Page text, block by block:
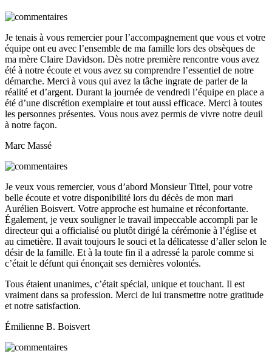
Je tenais à vous remercier pour l’accompagnement que vous et votre
équipe ont eu avec l’ensemble de ma famille lors des obsèques de
ma mère Claire Davidson. Dès notre première rencontre vous avez
été à notre écoute et vous avez su comprendre l’essentiel de notre
démarche. Merci à vous qui avez la tâche ingrate de parler de la
réalité et d’argent. Durant la journée de vendredi l’équipe en place a
été d’une discrétion exemplaire et tout aussi efficace. Merci à toutes
les personnes présentes. Vous nous avez permis de vivre notre deuil
à notre façon.
Marc Massé
Je veux vous remercier, vous d’abord Monsieur Tittel, pour votre
belle écoute et votre disponibilité lors du décès de mon mari
Aurélien Boisvert. Votre approche est humaine et réconfortante.
Également, je veux souligner le travail impeccable accompli par le
directeur qui a officialisé ou plutôt dirigé la cérémonie à l’église et
au cimetière. Il avait toujours le souci et la délicatesse d’aller selon le
désir de la famille. Et à la toute fin il a adressé la parole comme si
c’était le défunt qui énonçait ses dernières volontés.
Tous étaient unanimes, c’était spécial, unique et touchant. Il est
vraiment dans sa profession. Merci de lui transmettre notre gratitude
et notre satisfaction.
Émilienne B. Boisvert